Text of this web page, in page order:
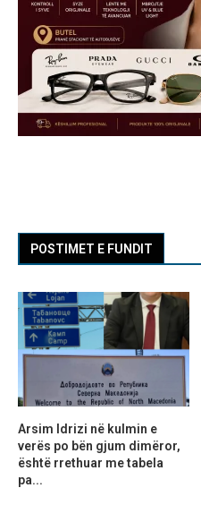
POSTIMET E FUNDIT
Arsim Idrizi në kulmin e
verës po bën gjum dimëror,
është rrethuar me tabela
pa...